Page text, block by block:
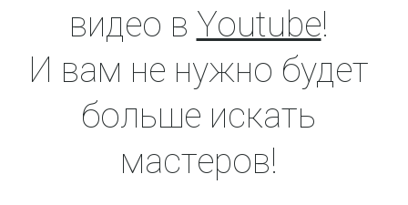
видео в Youtube!
И вам не нужно будет
больше искать
мастеров!